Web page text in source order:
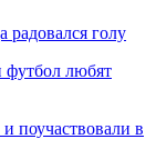
радовался голу
футбол любят
поучаствовали в